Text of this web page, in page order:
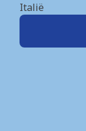
Italië